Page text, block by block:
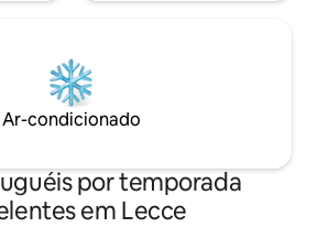
Ar-condicionado
por temporada
em Lecce